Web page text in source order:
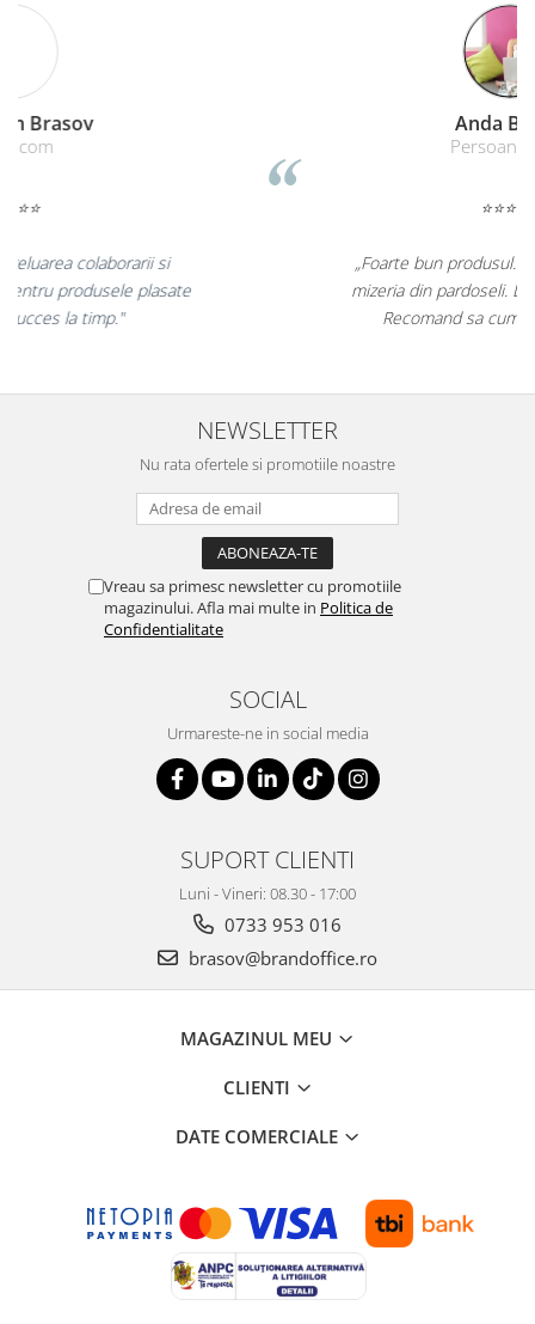
„Corectitudine, promptitudine!
Furnizarea in timp util a formularelor
cu regim special catre toate punctele din tara!"
NEWSLETTER
Nu rata ofertele si promotiile noastre
Vreau sa primesc newsletter cu promotiile
magazinului. Afla mai multe in Politica de
Confidentialitate
SOCIAL
Urmareste-ne in social media
SUPORT CLIENTI
Luni - Vineri: 08.30 - 17:00
0733 953 016
brasov@brandoffice.ro
MAGAZINUL MEU
CLIENTI
DATE COMERCIALE